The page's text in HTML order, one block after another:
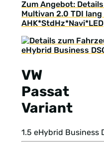
Zum Angebot:
Multivan 2.0 TDI lang
AHK*StdHz*Navi*LED
VW
Passat
Variant
1.5 eHybrid Business